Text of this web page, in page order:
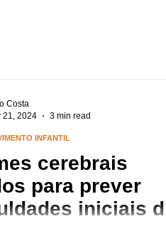
cerebrais
para prever
iniciais de
INFANTIL
Costa
21, 2024
3 min read